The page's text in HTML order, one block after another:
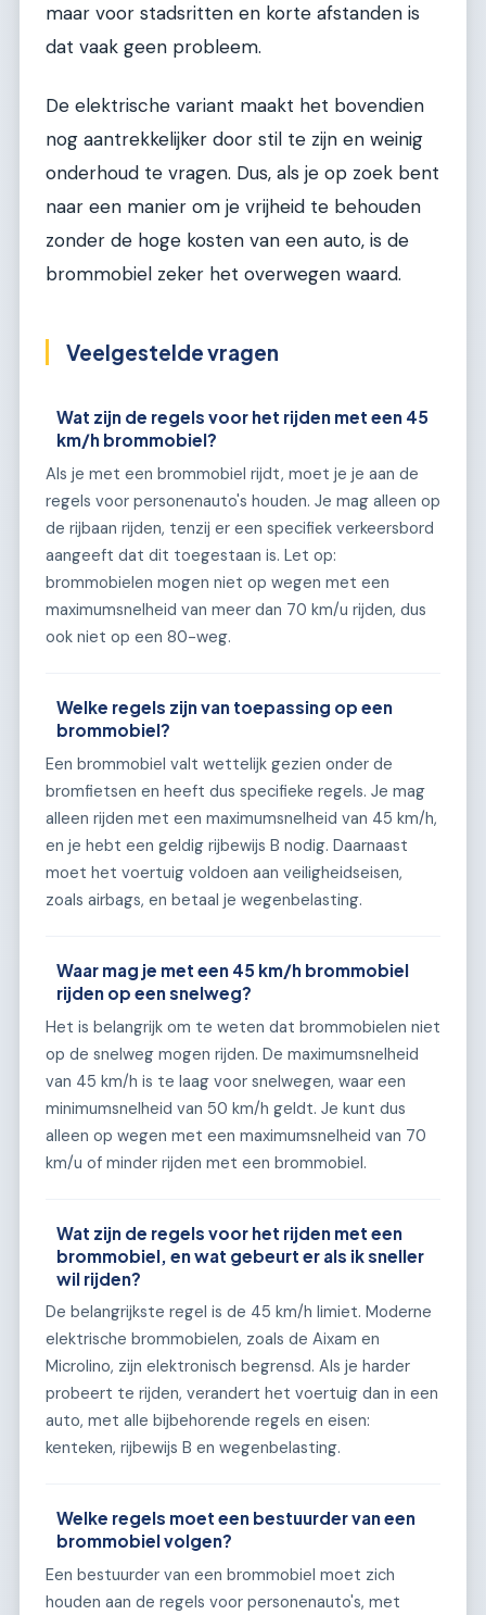
maar voor stadsritten en korte afstanden is
dat vaak geen probleem.
De elektrische variant maakt het bovendien
nog aantrekkelijker door stil te zijn en weinig
onderhoud te vragen. Dus, als je op zoek bent
naar een manier om je vrijheid te behouden
zonder de hoge kosten van een auto, is de
brommobiel zeker het overwegen waard.
Veelgestelde vragen
Wat zijn de regels voor het rijden met een 45
km/h brommobiel?
Als je met een brommobiel rijdt, moet je je aan de
regels voor personenauto's houden. Je mag alleen op
de rijbaan rijden, tenzij er een specifiek verkeersbord
aangeeft dat dit toegestaan is. Let op:
brommobielen mogen niet op wegen met een
maximumsnelheid van meer dan 70 km/u rijden, dus
ook niet op een 80-weg.
Welke regels zijn van toepassing op een
brommobiel?
Een brommobiel valt wettelijk gezien onder de
bromfietsen en heeft dus specifieke regels. Je mag
alleen rijden met een maximumsnelheid van 45 km/h,
en je hebt een geldig rijbewijs B nodig. Daarnaast
moet het voertuig voldoen aan veiligheidseisen,
zoals airbags, en betaal je wegenbelasting.
Waar mag je met een 45 km/h brommobiel
rijden op een snelweg?
Het is belangrijk om te weten dat brommobielen niet
op de snelweg mogen rijden. De maximumsnelheid
van 45 km/h is te laag voor snelwegen, waar een
minimumsnelheid van 50 km/h geldt. Je kunt dus
alleen op wegen met een maximumsnelheid van 70
km/u of minder rijden met een brommobiel.
Wat zijn de regels voor het rijden met een
brommobiel, en wat gebeurt er als ik sneller
wil rijden?
De belangrijkste regel is de 45 km/h limiet. Moderne
elektrische brommobielen, zoals de Aixam en
Microlino, zijn elektronisch begrensd. Als je harder
probeert te rijden, verandert het voertuig dan in een
auto, met alle bijbehorende regels en eisen:
kenteken, rijbewijs B en wegenbelasting.
Welke regels moet een bestuurder van een
brommobiel volgen?
Een bestuurder van een brommobiel moet zich
houden aan de regels voor personenauto's, met